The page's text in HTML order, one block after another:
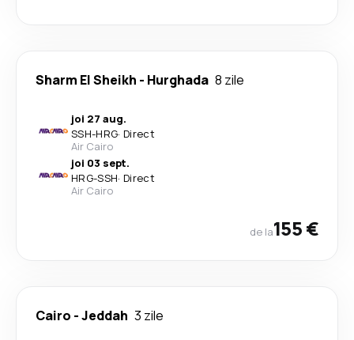
Sharm El Sheikh - Hurghada 8 zile
joi 27 aug.
SSH-HRG· Direct
Air Cairo
joi 03 sept.
HRG-SSH· Direct
Air Cairo
de la155 €
Cairo -Jeddah 3 zile